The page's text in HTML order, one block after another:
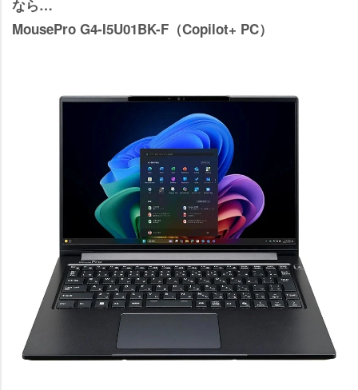
なら…
MousePro G4-I5U01BK-F（Copilot+ PC）